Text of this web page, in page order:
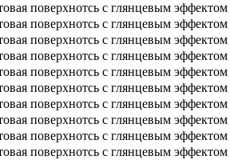
поверхнотсь с глянцевым эффектом
поверхнотсь с глянцевым эффектом
поверхнотсь с глянцевым эффектом
поверхнотсь с глянцевым эффектом
поверхнотсь с глянцевым эффектом
поверхнотсь с глянцевым эффектом
поверхнотсь с глянцевым эффектом
поверхнотсь с глянцевым эффектом
поверхнотсь с глянцевым эффектом
поверхнотсь с глянцевым эффектом